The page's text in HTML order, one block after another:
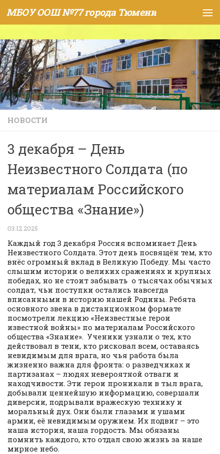
Skip to content
МБОУ ООШ №77 города Тюмени
НОВОСТИ
3 декабря – День
Неизвестного Солдата (по
материалам Российского
общества «Знание»)
03.12.2025
Каждый год 3 декабря Россия вспоминает День
Неизвестного Солдата. Этот день посвящён тем, кто
внёс огромный вклад в Великую Победу. Мы часто
слышим истории о великих сражениях и крупных
победах, но не стоит забывать о тысячах обычных
солдат, чьи поступки остались навсегда
вписанными в историю нашей Родины. Ребята
основного звена в дистанционном формате
посмотрели лекцию «Неизвестные герои
известной войны» по материалам Российского
общества «Знание». Ученики узнали о тех, кто
действовал в тени, кто рисковал всем, оставаясь
невидимым для врага, но чья работа была
жизненно важна для фронта: о разведчиках и
партизанах – людях невероятной отваги и
находчивости. Эти герои проникали в тыл врага,
добывали ценнейшую информацию, совершали
диверсии, подрывали вражескую технику и
моральный дух. Они были глазами и ушами
армии, её невидимым оружием. Их подвиг – это
наша история, наша гордость. Мы обязаны
помнить каждого, кто отдал свою жизнь за наше
мирное небо.